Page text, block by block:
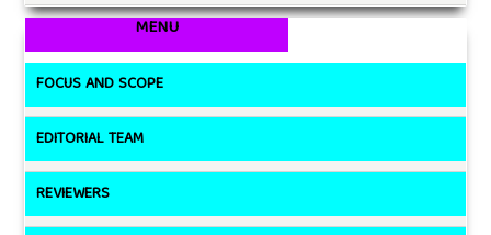
MENU
FOCUS AND SCOPE
EDITORIAL TEAM
REVIEWERS